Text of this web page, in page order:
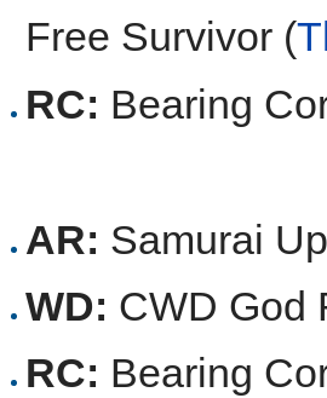
Free Survivor (
RC: Bearing
AR: Samurai
WD: CWD God
RC: Bearing